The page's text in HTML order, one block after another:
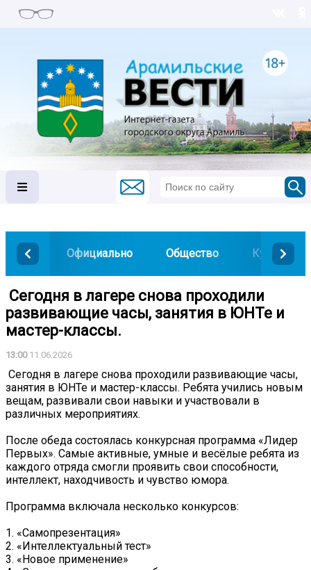
Официально Общество Культура
️ Сегодня в лагере снова проходили
развивающие часы, занятия в ЮНТе и
мастер-классы.
13:0011.06.2026
️ Сегодня в лагере снова проходили развивающие часы,
занятия в ЮНТе и мастер-классы. Ребята учились новым
вещам, развивали свои навыки и участвовали в
различных мероприятиях.
После обеда состоялась конкурсная программа «Лидер
Первых». Самые активные, умные и весёлые ребята из
каждого отряда смогли проявить свои способности,
интеллект, находчивость и чувство юмора.
Программа включала несколько конкурсов:
1. «Самопрезентация»
2. «Интеллектуальный тест»
3. «Новое применение»